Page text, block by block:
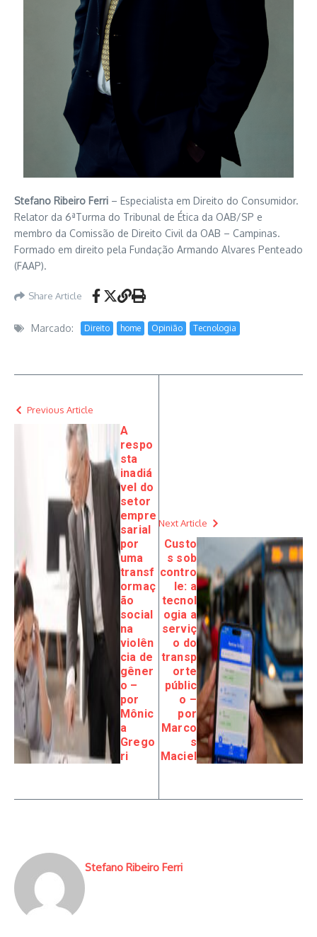
Stefano Ribeiro Ferri – Especialista em Direito do Consumidor.
Relator da 6ªTurma do Tribunal de Ética da OAB/SP e
membro da Comissão de Direito Civil da OAB – Campinas.
Formado em direito pela Fundação Armando Alvares Penteado
(FAAP).
Share Article
Marcado: Direito home Opinião Tecnologia
Previous Article
A
respo
sta
inadiá
vel do
setor
empre
sarial
por
uma
transf
ormaç
ão
social
na
violên
cia de
gêner
o –
por
Mônic
a
Grego
ri
Next Article
Custo
s sob
contro
le: a
tecnol
ogia a
serviç
o do
transp
orte
públic
o –
por
Marco
s
Maciel
Stefano Ribeiro Ferri